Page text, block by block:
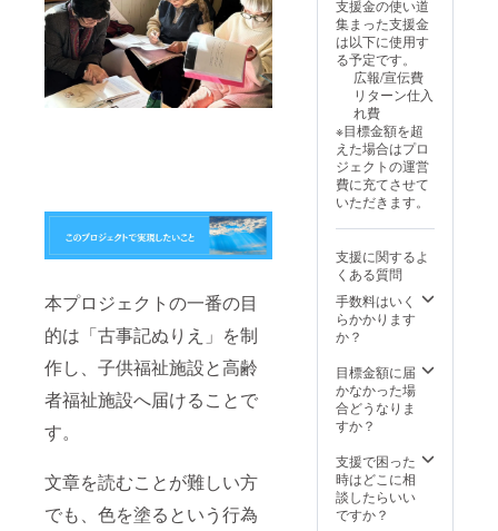
本プロジェクトの一番の目
的は「古事記ぬりえ」を制
作し、子供福祉施設と高齢
者福祉施設へ届けることで
す。
文章を読むことが難しい方
でも、色を塗るという行為
者様の交通費や
滞在費は各自で
ご負担くださ
い。 ・支援者様
との連絡方法：
詳細はメールで
連絡します。 ・
日時：2026年6
月頃開催 ご希望
のスポンサー名
を公式ブログに
て公式
Instagram・
Facebookに掲
載 ・掲載期間：
2026年5月1日か
ら事業が存続す
る限り掲載 ・掲
載方法：文字、
・掲載サイズ：
各SNSページ指
定のサイズ ・掲
載するお名前に
ジェクト終了後
にメールにてや
り取りを行いま
す。
支援金の使い道
集まった支援金
は以下に使用す
る予定です。
広報/宣伝費
リターン仕入
れ費
※目標金額を超
えた場合はプロ
ジェクトの運営
費に充てさせて
いただきます。
支援に関するよ
くある質問
手数料はいく
らかかります
か？
目標金額に届
かなかった場
合どうなりま
すか？
支援で困った
時はどこに相
談したらいい
ですか？